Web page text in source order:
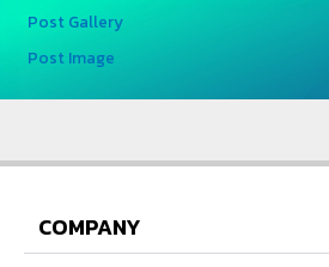
Post Gallery
Post Image
COMPANY